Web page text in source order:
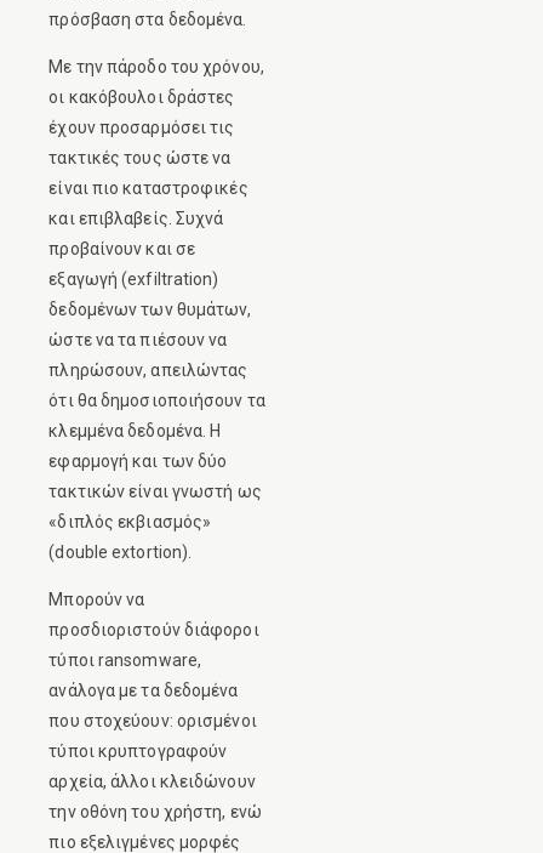
πρόσβαση στα δεδομένα.
Με την πάροδο του χρόνου,
οι κακόβουλοι δράστες
έχουν προσαρμόσει τις
τακτικές τους ώστε να
είναι πιο καταστροφικές
και επιβλαβείς. Συχνά
προβαίνουν και σε
εξαγωγή (exfiltration)
δεδομένων των θυμάτων,
ώστε να τα πιέσουν να
πληρώσουν, απειλώντας
ότι θα δημοσιοποιήσουν τα
κλεμμένα δεδομένα. Η
εφαρμογή και των δύο
τακτικών είναι γνωστή ως
«διπλός εκβιασμός»
(double extortion).
Μπορούν να
προσδιοριστούν διάφοροι
τύποι ransomware,
ανάλογα με τα δεδομένα
που στοχεύουν: ορισμένοι
τύποι κρυπτογραφούν
αρχεία, άλλοι κλειδώνουν
την οθόνη του χρήστη, ενώ
πιο εξελιγμένες μορφές